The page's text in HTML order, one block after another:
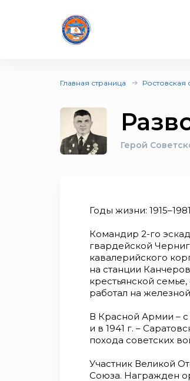
Главная страница Ростовская
Герой
Годы жизни: 1915–1981
Командир 2-го
гвардейской
кавалерийского
на станции
крестьянской
работал на
В Красной Армии – с
и в 1941 г. –
похода советских
Участник Великой
Союза. Награжден